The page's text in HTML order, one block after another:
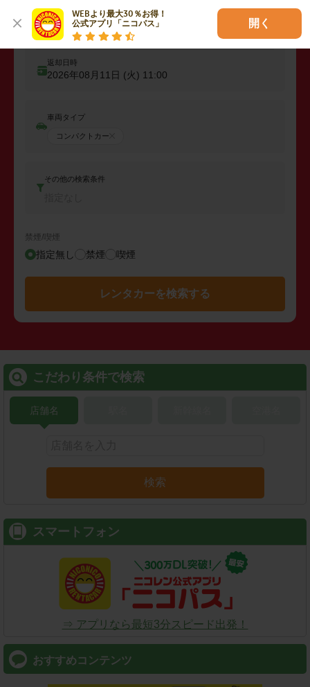
WEBより最大30％お得！
公式アプリ「ニコパス」
開く
出発日時
2026年08月10日 (月)
返却日時
2026年08月11日 (火) 11:00
車両タイプ
コンパクトカー
その他の検索条件
禁煙/喫煙
指定無し 禁煙 喫煙
レンタカーを検索する
こだわり条件で検索
店舗名
検索
スマートフォン
⇒ アプリなら最短3分スピード出発！
おすすめコンテンツ